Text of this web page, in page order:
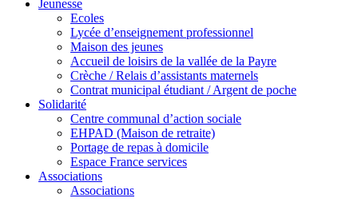
Jeunesse
Ecoles
Lycée d’enseignement professionnel
Maison des jeunes
Accueil de loisirs de la vallée de la Payre
Crèche / Relais d’assistants maternels
Contrat municipal étudiant / Argent de poche
Solidarité
Centre communal d’action sociale
EHPAD (Maison de retraite)
Portage de repas à domicile
Espace France services
Associations
Associations